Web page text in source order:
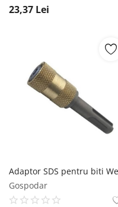
23,37 Lei
Gospodar